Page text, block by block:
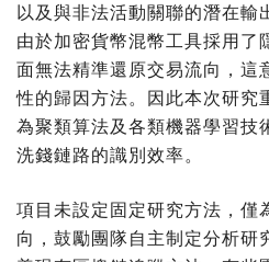
以及與非法活動關聯的潛在輸
由於加密貨幣混幣工具採用了
面無法精準還原交易流向，這
性的歸因方法。因此本次研究
為聚類算法及各類機器學習技
洗錢鏈路的識別效率。
項目未設定固定研究方法，僅
向，鼓勵團隊自主制定分析研